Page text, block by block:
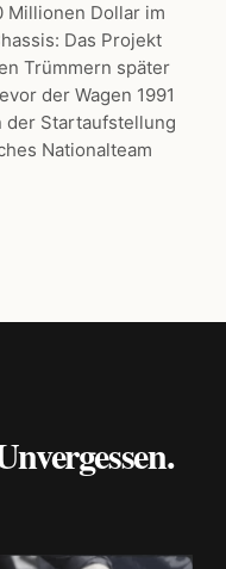
Millionen Dollar im
Das Projekt
Trümmern später
der Wagen 1991
der Startaufstellung
Nationalteam